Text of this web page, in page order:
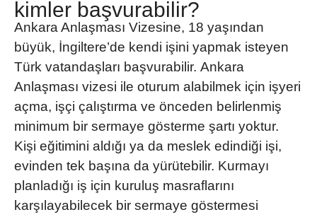
kimler başvurabilir?
Ankara Anlaşması Vizesine, 18 yaşından
büyük, İngiltere’de kendi işini yapmak isteyen
Türk vatandaşları başvurabilir. Ankara
Anlaşması vizesi ile oturum alabilmek için işyeri
açma, işçi çalıştırma ve önceden belirlenmiş
minimum bir sermaye gösterme şartı yoktur.
Kişi eğitimini aldığı ya da meslek edindiği işi,
evinden tek başına da yürütebilir. Kurmayı
planladığı iş için kuruluş masraflarını
karşılayabilecek bir sermaye göstermesi